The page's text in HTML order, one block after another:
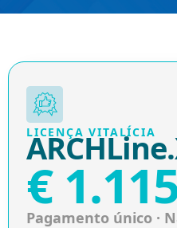
LICENÇA VITALÍCIA
€
Pagamento único ·